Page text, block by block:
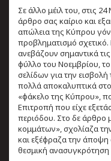
Σε άλλο μέιλ του, στις
άρθρο σας καίριο και
απώλεια της Κύπρου
προβληματισμό
ανεβάζουν σημαντικά τις
φύλλο του Νοεμβρίου,
σελίδων για την
πολλά αποκαλυπτικά
«φάκελο της Κύπρου»,
Επιτροπή που είχε
περιόδου. Στο δε άρθρο
κομμάτων», σχολίαζα
και εξέφραζα την άποψη
θεσμική ανασυγκρότηση